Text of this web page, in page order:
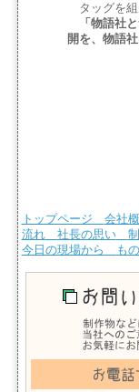
タッグを組
「物語社
開を、物語
トップページ 会社
流れ
社長の思い
今日の現場から
も